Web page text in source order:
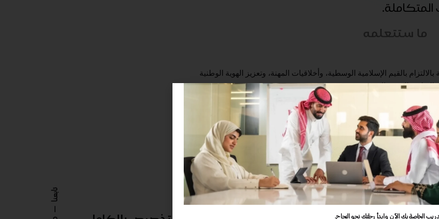
تابعنا
المتكاملة.
ما ستتعلمه
بالقيم الإسلامية الوسطية، وأخلاقيات المهنة، وتعزيز الهوية الوطنية
التطوير المهني المستمر
المهني مع التربويين والمجتمع
بالمهارات اللغوية والكمية
بالمتعلم وكيفية تعلمه
المعرفة بمحتوى التخصص وطرق تدريسه
بالمعرفة بطرق التدريس العامة
التخطيط للتدريس وتنفيذه
بيئات تعلم تفاعلية وداعمة للمتعلم
الخاصة بك الآن وابدأ رحلتك نحو النجاح.